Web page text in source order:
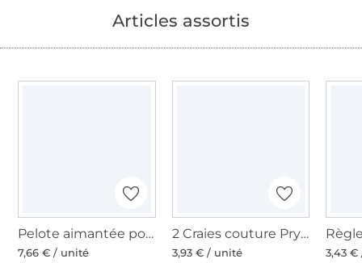
Articles assortis
Pelote aimantée pour épingles
7,66 € / unité
2 Craies couture Prym, 50x50mm, blanc
3,93 € / unité 3,43